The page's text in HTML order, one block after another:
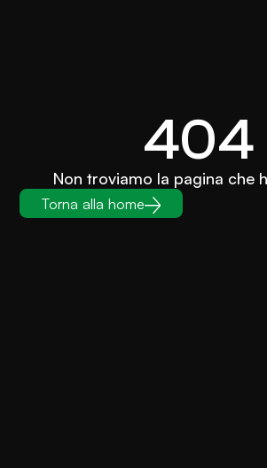
404
Non troviamo la pagina che
Torna alla home